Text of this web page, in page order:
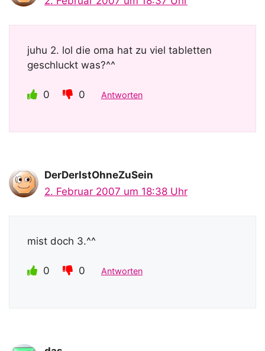
juhu 2. lol die oma hat zu viel tabletten
geschluckt was?^^
0 0 Antworten
DerDerIstOhneZuSein
2. Februar 2007 um 18:38 Uhr
mist doch 3.^^
0 0 Antworten